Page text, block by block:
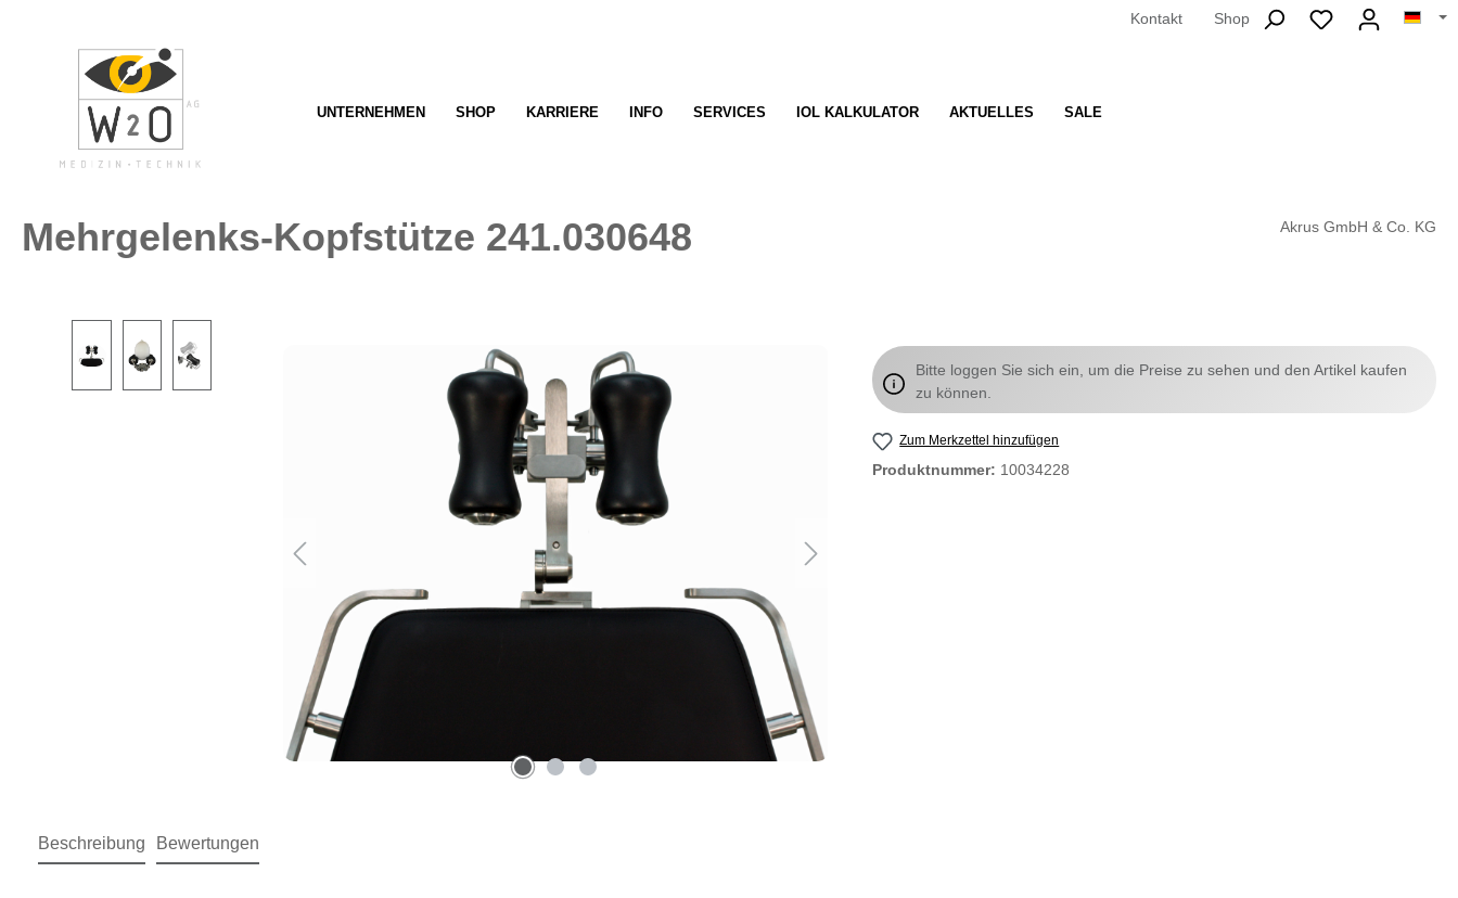
Kontakt Shop
UNTERNEHMEN SHOP KARRIERE INFO SERVICES IOL KALKULATOR AKTUELLES SALE
Mehrgelenks-Kopfstütze 241.030648 Akrus GmbH & Co. KG
Bitte loggen Sie sich ein, um die Preise zu sehen und den Artikel kaufen
zu können.
Zum Merkzettel hinzufügen
Produktnummer: 10034228
Beschreibung Bewertungen